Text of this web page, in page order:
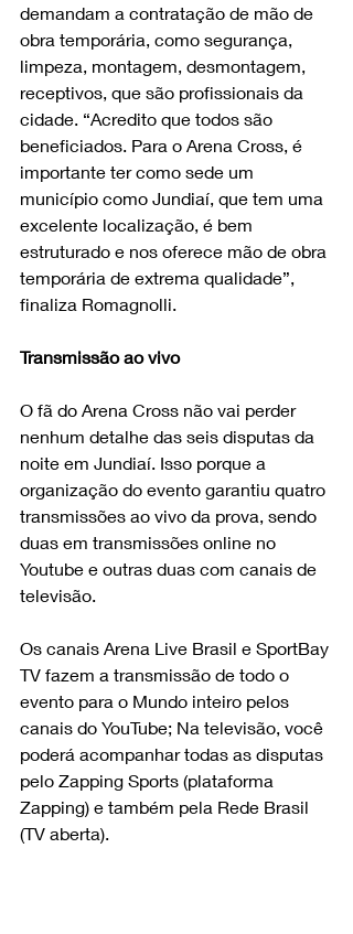
demandam a contratação de mão de
obra temporária, como segurança,
limpeza, montagem, desmontagem,
receptivos, que são profissionais da
cidade. “Acredito que todos são
beneficiados. Para o Arena Cross, é
importante ter como sede um
município como Jundiaí, que tem uma
excelente localização, é bem
estruturado e nos oferece mão de obra
temporária de extrema qualidade”,
finaliza Romagnolli.
Transmissão ao vivo
O fã do Arena Cross não vai perder
nenhum detalhe das seis disputas da
noite em Jundiaí. Isso porque a
organização do evento garantiu quatro
transmissões ao vivo da prova, sendo
duas em transmissões online no
Youtube e outras duas com canais de
televisão.
Os canais Arena Live Brasil e SportBay
TV fazem a transmissão de todo o
evento para o Mundo inteiro pelos
canais do YouTube; Na televisão, você
poderá acompanhar todas as disputas
pelo Zapping Sports (plataforma
Zapping) e também pela Rede Brasil
(TV aberta).